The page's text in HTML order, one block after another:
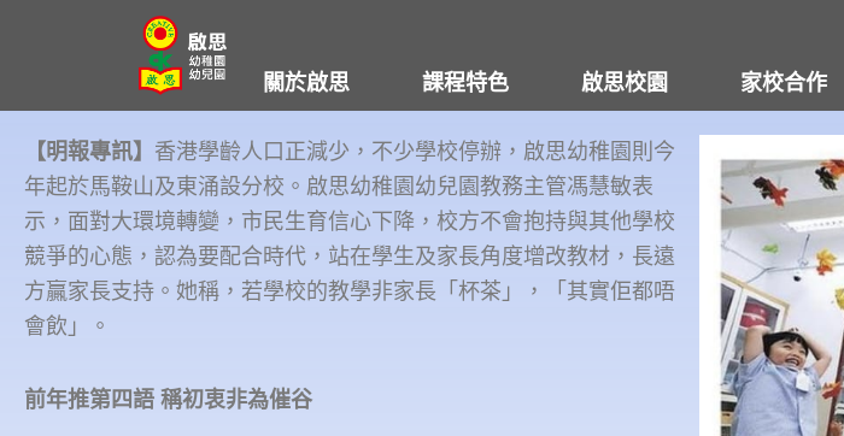
關於啟思 課程特色 啟思校園 家校合作
【明報專訊】 香港學齡人口正減少，不少學校停辦，啟思幼稚園則今
年起於馬鞍山及東涌設分校。啟思幼稚園幼兒園教務主管馮慧敏表
示，面對大環境轉變，市民生育信心下降，校方不會抱持與其他學校
競爭的心態，認為要配合時代，站在學生及家長角度增改教材，長遠
方贏家長支持。她稱，若學校的教學非家長「杯茶」，「其實佢都唔
會飲」。
前年推第四語 稱初衷非為催谷